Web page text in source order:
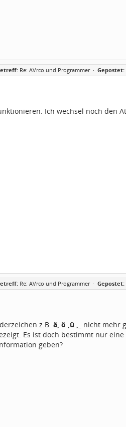
Re: AVrco und Programmer· Gepostet:
Ich wechsel noch den
Re: AVrco und Programmer· Gepostet:
z.B. ä, ö ,ü ,_
nicht mehr
Es ist doch bestimmt nur
geben?